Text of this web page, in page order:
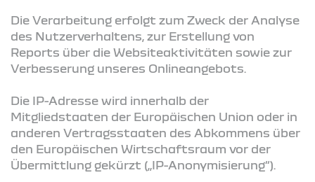
Die Verarbeitung erfolgt zum Zweck der Analyse
des Nutzerverhaltens, zur Erstellung von
Reports über die Websiteaktivitäten sowie zur
Verbesserung unseres Onlineangebots.
Die IP-Adresse wird innerhalb der
Mitgliedstaaten der Europäischen Union oder in
anderen Vertragsstaaten des Abkommens über
den Europäischen Wirtschaftsraum vor der
Übermittlung gekürzt („IP-Anonymisierung“).